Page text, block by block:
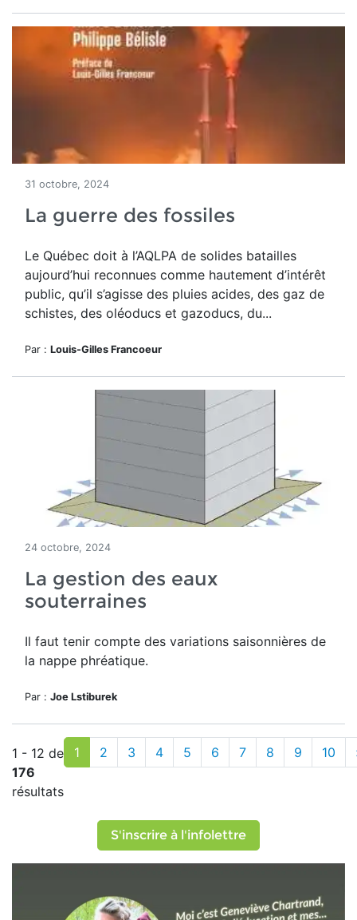
31 octobre, 2024
La guerre des fossiles
Le Québec doit à l’AQLPA de solides batailles
aujourd’hui reconnues comme hautement d’intérêt
public, qu’il s’agisse des pluies acides, des gaz de
schistes, des oléoducs et gazoducs, du...
Par : Louis-Gilles Francoeur
24 octobre, 2024
La gestion des eaux
souterraines
Il faut tenir compte des variations saisonnières de
la nappe phréatique.
Par : Joe Lstiburek
1 - 12 de
176
résultats
1 2 3 4 5 6 7 8 9 10
S'inscrire à l'infolettre